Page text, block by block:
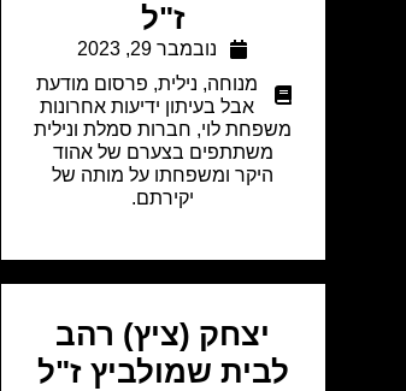
ז"ל
נובמבר 29, 2023
מנוחה, נילית, פרסום מודעת
אבל בעיתון ידיעות אחרונות
משפחת לוי, חברות סמלת ונילית
משתתפים בצערם של אהוד
היקר ומשפחתו על מותה של
יקירתם.
יצחק (ציץ) רהב
לבית שמולביץ ז"ל